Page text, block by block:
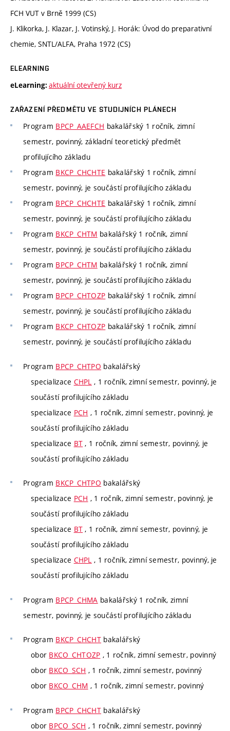
FCH VUT v Brně 1999 (CS)
J. Klikorka, J. Klazar, J. Votinský, J. Horák: Úvod do preparativní
chemie, SNTL/ALFA, Praha 1972 (CS)
ELEARNING
eLearning: aktuální otevřený kurz
ZAŘAZENÍ PŘEDMĚTU VE STUDIJNÍCH PLÁNECH
Program BPCP_AAEFCH bakalářský 1 ročník, zimní
semestr, povinný, základní teoretický předmět
profilujícího základu
Program BKCP_CHCHTE bakalářský 1 ročník, zimní
semestr, povinný, je součástí profilujícího základu
Program BPCP_CHCHTE bakalářský 1 ročník, zimní
semestr, povinný, je součástí profilujícího základu
Program BKCP_CHTM bakalářský 1 ročník, zimní
semestr, povinný, je součástí profilujícího základu
Program BPCP_CHTM bakalářský 1 ročník, zimní
semestr, povinný, je součástí profilujícího základu
Program BPCP_CHTOZP bakalářský 1 ročník, zimní
semestr, povinný, je součástí profilujícího základu
Program BKCP_CHTOZP bakalářský 1 ročník, zimní
semestr, povinný, je součástí profilujícího základu
Program BPCP_CHTPO bakalářský
specializace CHPL , 1 ročník, zimní semestr, povinný, je
součástí profilujícího základu
specializace PCH , 1 ročník, zimní semestr, povinný, je
součástí profilujícího základu
specializace BT , 1 ročník, zimní semestr, povinný, je
součástí profilujícího základu
Program BKCP_CHTPO bakalářský
specializace PCH , 1 ročník, zimní semestr, povinný, je
součástí profilujícího základu
specializace BT , 1 ročník, zimní semestr, povinný, je
součástí profilujícího základu
specializace CHPL , 1 ročník, zimní semestr, povinný, je
součástí profilujícího základu
Program BPCP_CHMA bakalářský 1 ročník, zimní
semestr, povinný, je součástí profilujícího základu
Program BKCP_CHCHT bakalářský
obor BKCO_CHTOZP , 1 ročník, zimní semestr, povinný
obor BKCO_SCH , 1 ročník, zimní semestr, povinný
obor BKCO_CHM , 1 ročník, zimní semestr, povinný
Program BPCP_CHCHT bakalářský
obor BPCO_SCH , 1 ročník, zimní semestr, povinný